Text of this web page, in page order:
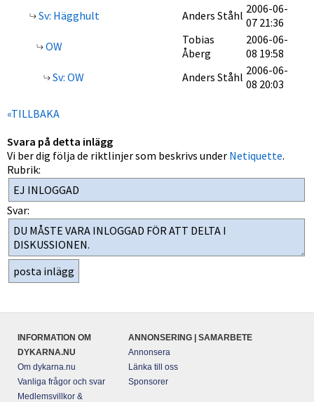
Sv: Hägghult
Anders Ståhl 2006-06-
07 21:36
OW
Tobias
Åberg
2006-06-
08 19:58
Sv: OW
Anders Ståhl 2006-06-
08 20:03
«TILLBAKA
Svara på detta inlägg
Vi ber dig följa de riktlinjer som beskrivs under Netiquette.
Rubrik:
Svar:
INFORMATION OM
DYKARNA.NU
Om dykarna.nu
Vanliga frågor och svar
Medlemsvillkor &
ANNONSERING | SAMARBETE
Annonsera
Länka till oss
Sponsorer